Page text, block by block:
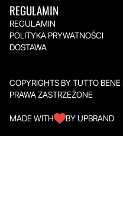
REGULAMIN
REGULAMIN
POLITYKA PRYWATNOŚCI
DOSTAWA
COPYRIGHTS BY TUTTO
PRAWA ZASTRZEŻONE
MADE WITH BY UPBRAND